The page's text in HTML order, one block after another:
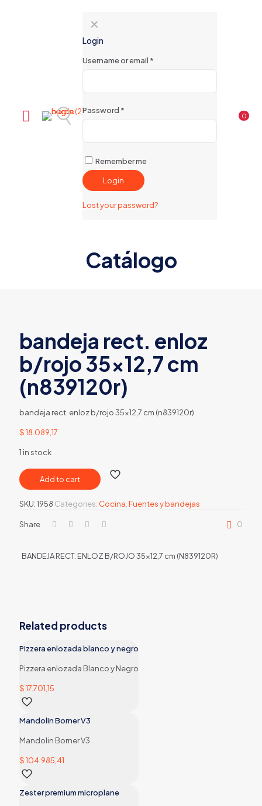
✕
Login
Username or email *
Password *
Remember me
Login
Lost your password?
0
Catálogo
bandeja rect. enloz
b/rojo 35×12,7 cm
(n839120r)
bandeja rect. enloz b/rojo 35×12,7 cm (n839120r)
$18.089,17
1 in stock
Add to cart
SKU:1958 Categories: Cocina Fuentes y bandejas
Share 0
BANDEJA RECT. ENLOZ B/ROJO 35×12,7 cm (N839120R)
Related products
Pizzera enlozada blanco y negro
Pizzera enlozada Blanco y Negro
$17.701,15
Mandolin Borner V3
Mandolin Borner V3
$104.985,41
Zester premium microplane